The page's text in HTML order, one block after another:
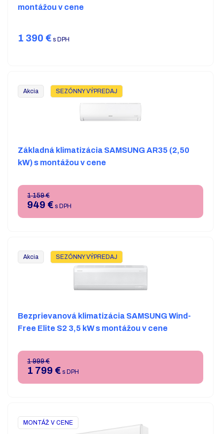
montážou v cene
1 390 € s DPH
Akcia SEZÓNNY VÝPREDAJ
Základná klimatizácia SAMSUNG AR35 (2,50
kW) s montážou v cene
1 159 €
949 € s DPH
Akcia SEZÓNNY VÝPREDAJ
Bezprievanová klimatizácia SAMSUNG Wind-
Free Elite S2 3,5 kW s montážou v cene
1 999 €
1 799 € s DPH
MONTÁŽ V CENE